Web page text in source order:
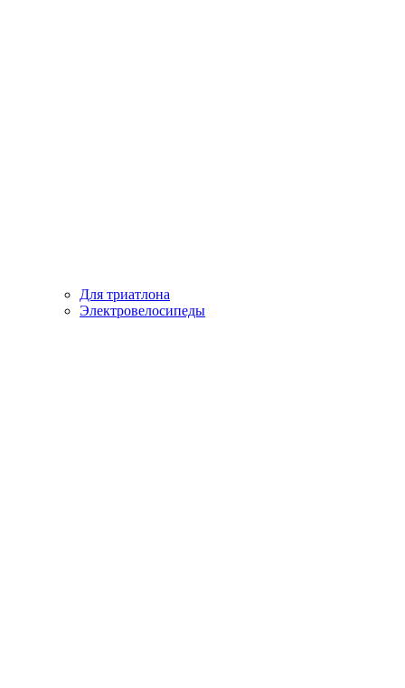
Для триатлона
Электровелосипеды